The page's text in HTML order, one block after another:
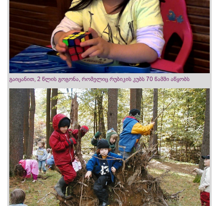
გაიცანით, 2 წლის გოგონა, რომელიც რუბიკის კუბს 70 წამში აწყობს